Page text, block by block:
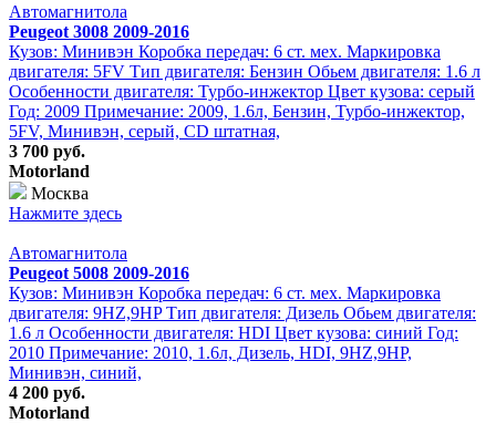
Автомагнитола
Peugeot 3008 2009-2016
Кузов: Минивэн Коробка передач: 6 ст. мех. Маркировка
двигателя: 5FV Тип двигателя: Бензин Обьем двигателя: 1.6 л
Особенности двигателя: Турбо-инжектор Цвет кузова: серый
Год: 2009 Примечание: 2009, 1.6л, Бензин, Турбо-инжектор,
5FV, Минивэн, серый, CD штатная,
3 700 руб.
Motorland
Москва
Нажмите здесь
Автомагнитола
Peugeot 5008 2009-2016
Кузов: Минивэн Коробка передач: 6 ст. мех. Маркировка
двигателя: 9HZ,9HP Тип двигателя: Дизель Обьем двигателя:
1.6 л Особенности двигателя: HDI Цвет кузова: синий Год:
2010 Примечание: 2010, 1.6л, Дизель, HDI, 9HZ,9HP,
Минивэн, синий,
4 200 руб.
Motorland